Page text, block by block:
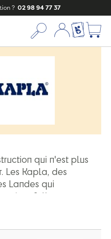
? 02 98 94 77 37
Mon compte
Ma liste
qui n'est plus
Les Kapla, des
Landes qui
folles.
des jeux